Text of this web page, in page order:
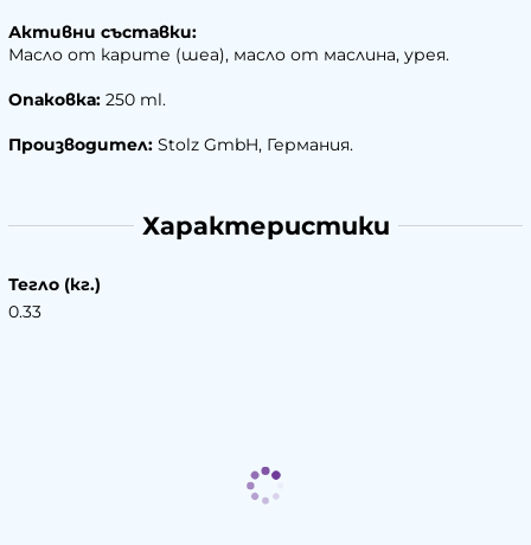
Активни съставки:
Масло от карите (шеа), масло от маслина, урея.
Опаковка: 250 ml.
Производител: Stolz GmbH, Германия.
Характеристики
Тегло (кг.)
0.33